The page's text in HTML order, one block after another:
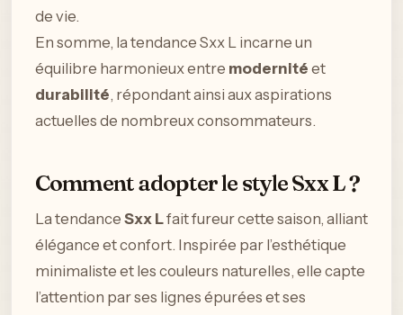
de vie.
En somme, la tendance Sxx L incarne un
équilibre harmonieux entre modernité et
durabilité, répondant ainsi aux aspirations
actuelles de nombreux consommateurs.
Comment adopter le style Sxx L ?
La tendance Sxx Lfait fureur cette saison, alliant
élégance et confort. Inspirée par l’esthétique
minimaliste et les couleurs naturelles, elle capte
l’attention par ses lignes épurées et ses